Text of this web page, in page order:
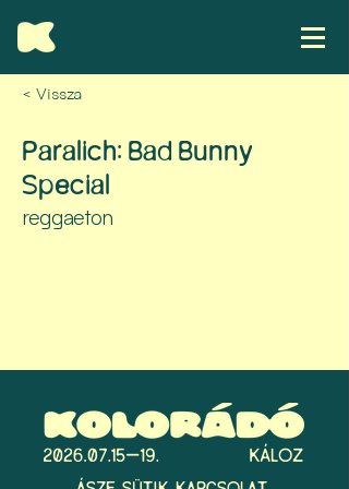
< Vissza
Paralich: Bad Bunny
Special
reggaeton